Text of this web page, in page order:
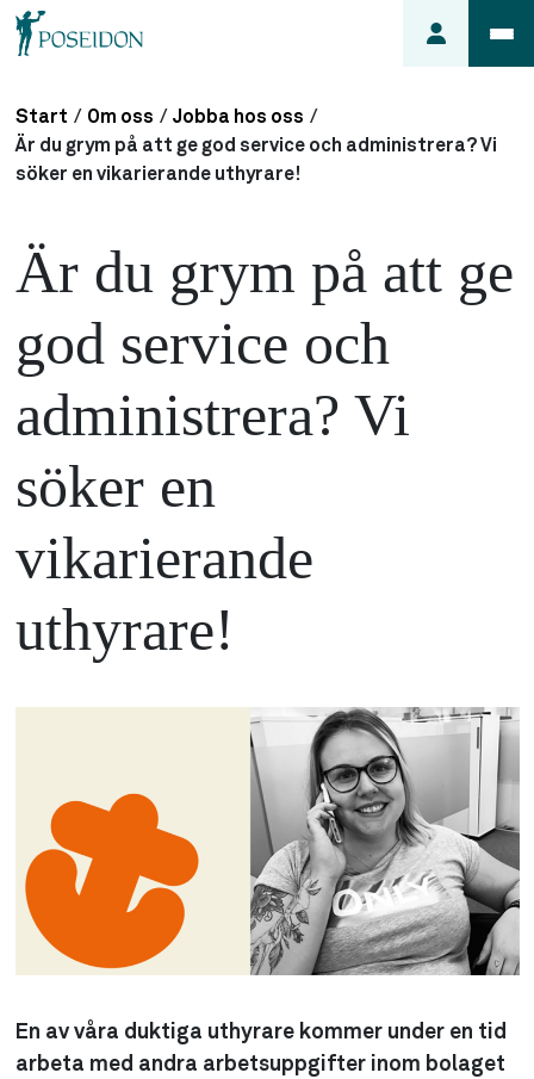
Anmäl ett
om
hyra
söker du
lägenhet
Start / Om oss / Jobba hos oss /
Är du grym på att ge god service och administrera? Vi
söker en vikarierande uthyrare!
Är du grym på att ge
god service och
administrera? Vi
söker en
vikarierande
uthyrare!
En av våra duktiga uthyrare kommer under en tid
arbeta med andra arbetsuppgifter inom bolaget